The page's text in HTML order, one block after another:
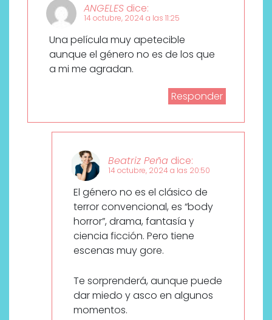
ANGELES dice:
14 octubre, 2024 a las 11:25
Una película muy apetecible
aunque el género no es de los que
a mi me agradan.
Responder
Beatriz Peña dice:
14 octubre, 2024 a las 20:50
El género no es el clásico de
terror convencional, es “body
horror”, drama, fantasía y
ciencia ficción. Pero tiene
escenas muy gore.
Te sorprenderá, aunque puede
dar miedo y asco en algunos
momentos.